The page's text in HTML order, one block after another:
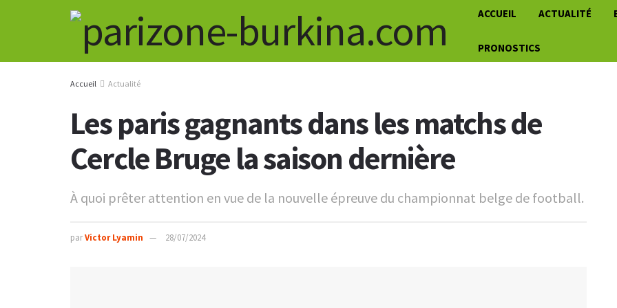
ACCUEIL ACTUALITÉ
PRONOSTICS
Accueil Actualité
Les paris gagnants dans les matchs de
Cercle Bruge la saison dernière
À quoi prêter attention en vue de la nouvelle épreuve du championnat belge de football.
parVictor Lyamin 28/07/2024